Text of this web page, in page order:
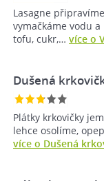
Lasagne
vymačkáme vodu
tofu, cukr,… více o
Dušená
Plátky krkovičky
lehce osolíme,
více o Dušená